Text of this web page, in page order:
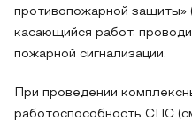
противопожарной защиты»
касающийся работ,
пожарной сигнализации.
При проведении
работоспособность СПС